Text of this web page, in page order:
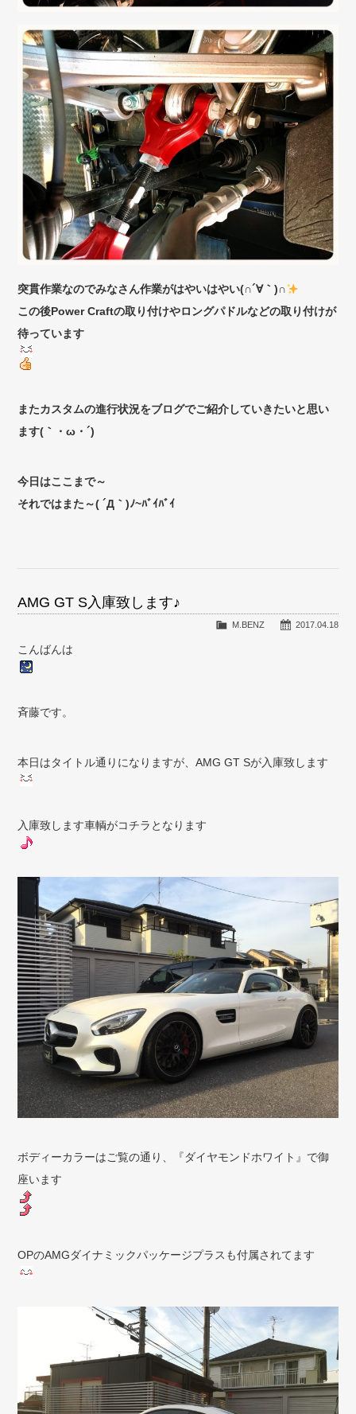
突貫作業なのでみなさん作業がはやいはやい(∩´∀｀)∩
この後Power Craftの取り付けやロングパドルなどの取り付けが
待っています
またカスタムの進行状況をブログでご紹介していきたいと思い
ます(｀・ω・´)ゞ
今日はここまで～
それではまた～( ´Д｀)ﾉ~ﾊﾞｲﾊﾞｲ
AMG GT S入庫致します♪
2017.04.18
M.BENZ
こんばんは
斉藤です。
本日はタイトル通りになりますが、AMG GT Sが入庫致します
入庫致します車輌がコチラとなります
ボディーカラーはご覧の通り、『ダイヤモンドホワイト』で御
座います
OPのAMGダイナミックパッケージプラスも付属されてます